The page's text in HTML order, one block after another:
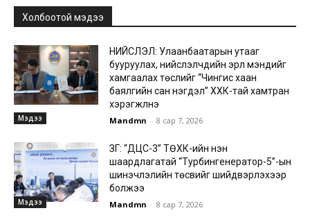
Холбоотой мэдээ
Мэдээ
НИЙСЛЭЛ: Улаанбаатарын утааг
бууруулах, нийслэлчүүдийн эрүүл мэндийг
хамгаалах төслийг “Чингис хаан
баялгийн сан нэгдэл” ХХК-тай хамтран
хэрэгжүүлнэ
Mandmn - 8 сар 7, 2026
Мэдээ
ЗГ: “ДЦС-3” ТӨХК-ийн нэн
шаардлагатай “Турбингенератор-5”-ын
шинэчлэлийн төсвийг шийдвэрлэхээр
болжээ
Mandmn - 8 сар 7, 2026